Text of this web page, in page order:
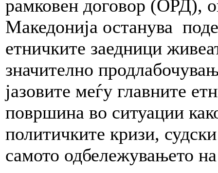
рамковен договор (ОРД),
Македонија останува
етничките заедници
значително
јазовите меѓу главните
површина во ситуации
политичките кризи,
самото одбележувањето